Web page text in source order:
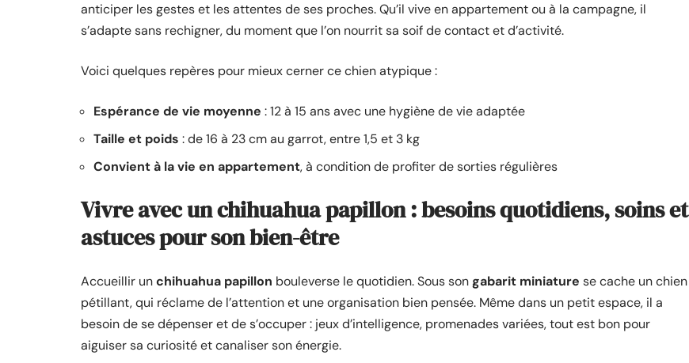
anticiper les gestes et les attentes de ses proches. Qu’il vive en appartement ou à la campagne, il
s’adapte sans rechigner, du moment que l’on nourrit sa soif de contact et d’activité.
Voici quelques repères pour mieux cerner ce chien atypique :
Espérance de vie moyenne : 12 à 15 ans avec une hygiène de vie adaptée
Taille et poids : de 16 à 23 cm au garrot, entre 1,5 et 3 kg
Convient à la vie en appartement, à condition de profiter de sorties régulières
Vivre avec un chihuahua papillon : besoins quotidiens, soins et
astuces pour son bien-être
Accueillir unchihuahua papillon bouleverse le quotidien. Sous songabarit miniature se cache un chien
pétillant, qui réclame de l’attention et une organisation bien pensée. Même dans un petit espace, il a
besoin de se dépenser et de s’occuper : jeux d’intelligence, promenades variées, tout est bon pour
aiguiser sa curiosité et canaliser son énergie.